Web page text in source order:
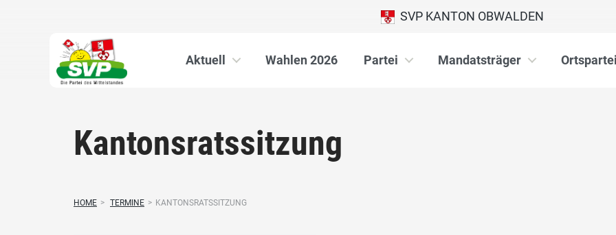
SVP KANTON OBWALDEN
Aktuell Wahlen 2026 Partei Mandatsträger
Kantonsratssitzung
HOME > TERMINE > KANTONSRATSSITZUNG